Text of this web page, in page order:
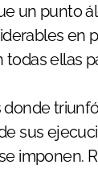
un punto
en
todas ellas
sus
imponen.